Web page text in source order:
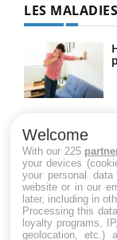
LES MALADIES
Welcome
With our 225
your devices
your personal
website or in our
later, including in
Processing this
loyalty programs,
geolocation, etc.)